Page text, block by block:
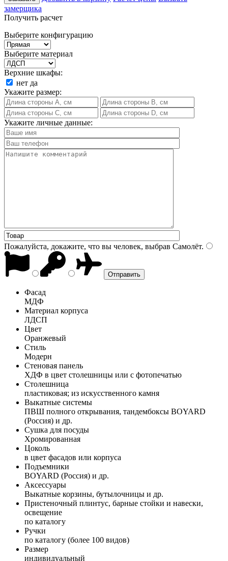
замерщика
Получить расчет
Выберите конфигурацию
Выберите материал
Верхние шкафы:
нет да
Укажите размер:
Укажите личные данные:
Пожалуйста, докажите, что вы человек, выбрав Самолёт.
Фасад
МДФ
Материал корпуса
ЛДСП
Цвет
Оранжевый
Стиль
Модерн
Стеновая панель
ХДФ в цвет столешницы или с фотопечатью
Столешница
пластиковая; из искусственного камня
Выкатные системы
ПВШ полного открывания, тандембоксы BOYARD
(Россия) и др.
Сушка для посуды
Хромированная
Цоколь
в цвет фасадов или корпуса
Подъемники
BOYARD (Россия) и др.
Аксессуары
Выкатные корзины, бутылочницы и др.
Пристеночный плинтус, барные стойки и навески,
освещение
по каталогу
Ручки
по каталогу (более 100 видов)
Размер
индивидуальный